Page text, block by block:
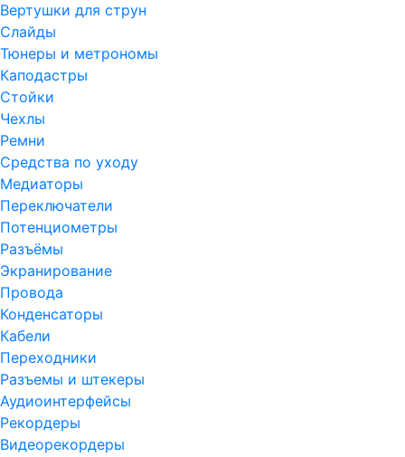
Вертушки для струн
Слайды
Тюнеры и метрономы
Каподастры
Стойки
Чехлы
Ремни
Средства по уходу
Медиаторы
Переключатели
Потенциометры
Разъёмы
Экранирование
Провода
Конденсаторы
Кабели
Переходники
Разъемы и штекеры
Аудиоинтерфейсы
Рекордеры
Видеорекордеры